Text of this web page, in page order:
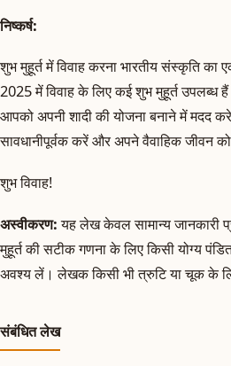
निष्कर्ष:
शुभ मुहूर्त में विवाह करना भारतीय संस्कृति का
2025 में विवाह के लिए कई शुभ मुहूर्त उपलब्ध
आपको अपनी शादी की योजना बनाने में मदद
सावधानीपूर्वक करें और अपने वैवाहिक जीवन
शुभ विवाह!
अस्वीकरण:यह लेख केवल सामान्य जानकारी
मुहूर्त की सटीक गणना के लिए किसी योग्य
अवश्य लें। लेखक किसी भी त्रुटि या चूक के
संबंधित लेख